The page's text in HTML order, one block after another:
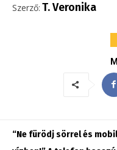
Szerző: T. Veronika
“Ne fürödj sörrel és